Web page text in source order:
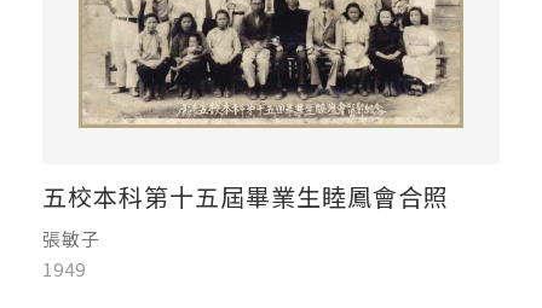
五校本科第十五屆畢業生睦鳳會合照
張敏子
1949